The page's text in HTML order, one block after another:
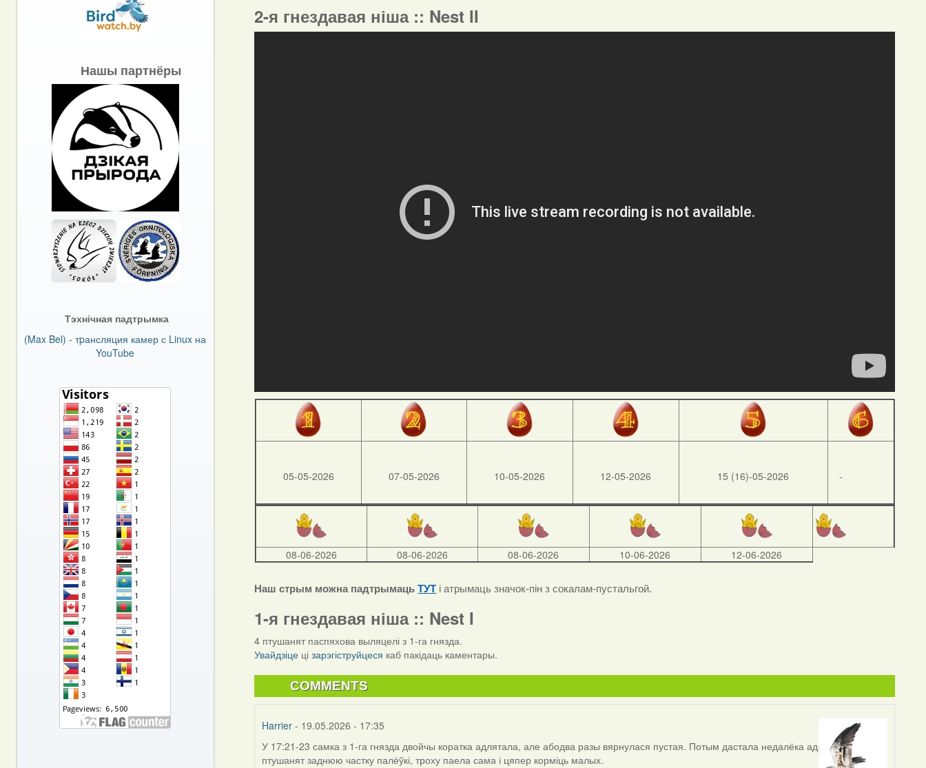
2-я гнездавая ніша :: Nest II
05-05-2026 07-05-2026 10-05-2026 12-05-2026 15 (16)-05-2026 -
08-06-2026 08-06-2026 08-06-2026 10-06-2026 12-06-2026
Наш стрым можна падтрымацьТУТ і атрымаць значок-пін з сокалам-пустальгой.
1-я гнездавая ніша :: Nest I
4 птушанят паспяхова выляцелі з 1-га гнязда.
Увайдзіце цізарэгіструйцеся каб пакідаць каментары.
COMMENTS
Harrier - 19.05.2026 - 17:35
У 17:21-23 самка з 1-га гнязда двойчы коратка адлятала, але абодва разы вярнулася пустая. Потым дастала недалёка ад
птушанят заднюю частку палёўкі, троху паела сама і цяпер корміць малых.
Нашы партнёры
Тэхнічная падтрымка
(Max Bel) - тpансляция камер с Linux на
YouTube